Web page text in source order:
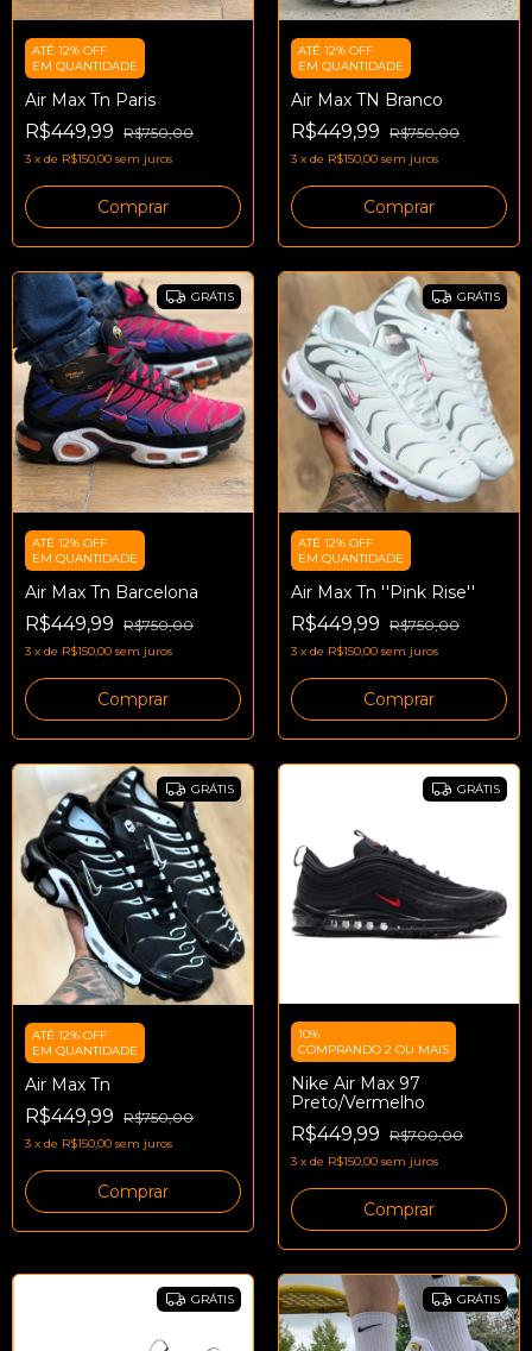
ATÉ 12% OFF
EM QUANTIDADE
Air Max Tn Paris
R$449,99 R$750,00
3 x de R$150,00 sem juros
Comprar
ATÉ 12% OFF
EM QUANTIDADE
Air Max TN Branco
R$449,99 R$750,00
3 x de R$150,00 sem juros
Comprar
GRÁTIS
ATÉ 12% OFF
EM QUANTIDADE
Air Max Tn Barcelona
R$449,99 R$750,00
3 x de R$150,00 sem juros
Comprar
GRÁTIS
ATÉ 12% OFF
EM QUANTIDADE
Air Max Tn ''Pink Rise''
R$449,99 R$750,00
3 x de R$150,00 sem juros
Comprar
GRÁTIS
ATÉ 12% OFF
EM QUANTIDADE
Air Max Tn
R$449,99 R$750,00
3 x de R$150,00 sem juros
Comprar
GRÁTIS
10%
COMPRANDO 2 OU MAIS
Nike Air Max 97
Preto/Vermelho
R$449,99 R$700,00
3 x de R$150,00 sem juros
Comprar
GRÁTIS GRÁTIS